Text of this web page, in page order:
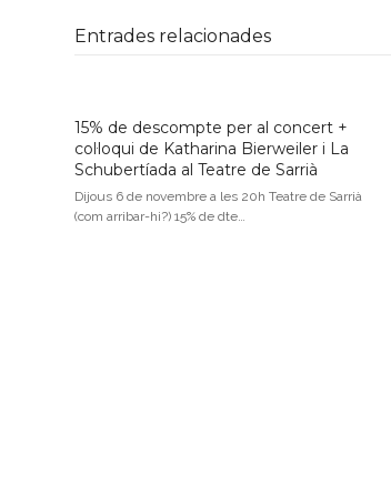
Entrades relacionades
15% de descompte per al concert +
col·loqui de Katharina Bierweiler i La
Schubertíada al Teatre de Sarrià
Dijous 6 de novembre a les 20h Teatre de Sarrià
(com arribar-hi?) 15% de dte…